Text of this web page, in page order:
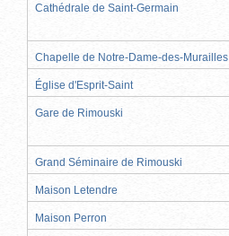
Cathédrale de Saint-Germain
Chapelle de Notre-Dame-des-Murailles
Église d'Esprit-Saint
Gare de Rimouski
Grand Séminaire de Rimouski
Maison Letendre
Maison Perron